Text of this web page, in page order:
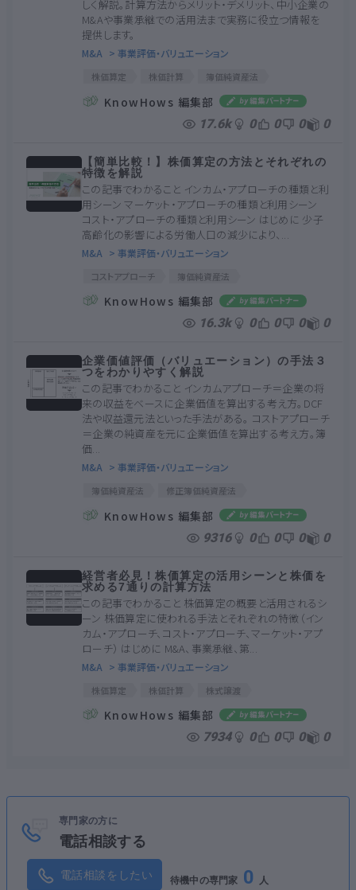
しく解説。計算方法からメリット・デメリット、中小企業の
M&Aや事業承継での活用法まで実務に役立つ情報を
提供します。
M&A > 事業評価・バリュエーション
株価算定 株価計算
簿価純資産法
修正簿価純資産法
時価純資産法 純資産方式
KnowHows 編集部
17.6k 0 0 0 0
【簡単比較！】株価算定の方法とそれぞれの
特徴を解説
この記事でわかること インカム・アプローチの種類と利
用シーン マーケット・アプローチの種類と利用シーン
コスト・アプローチの種類と利用シーン はじめに 少子
高齢化の影響による労働人口の減少により、...
M&A > 事業評価・バリュエーション
コストアプローチ
簿価純資産法
修正簿価純資産法
時価純資産法
収益還元法
マーケットアプローチ
市場株価法
KnowHows 編集部
16.3k 0 0 0 0
企業価値評価（バリュエーション）の手法３
つをわかりやすく解説
この記事でわかること インカムアプローチ＝企業の将
来の収益をベースに企業価値を算出する考え方。DCF
法や収益還元法といった手法がある。 コストアプローチ
＝企業の純資産を元に企業価値を算出する考え方。簿
価...
M&A > 事業評価・バリュエーション
簿価純資産法
修正簿価純資産法
インカムアプローチ
類似取引比較法
企業価値
類似企業比較法
簿価純資産法
インカムアプローチ
類似企業比較法
KnowHows 編集部
9316 0 0 0 0
経営者必見！株価算定の活用シーンと株価を
求める7通りの計算方法
この記事でわかること 株価算定の概要と活用されるシ
ーン 株価算定に使われる手法とそれぞれの特徴（イン
カム・アプローチ、コスト・アプローチ、マーケット・アプ
ローチ） はじめに M&A、事業承継、第...
M&A > 事業評価・バリュエーション
株価算定 株価計算
株式譲渡
第三者割当増資
事業承継
株式取得
コストアプローチ
修正簿価純資産法
時価純資産法
類似会社比較法
類似取引比較法
株価算定
種類株式
インカムアプローチ
DCF法
収益還元法
KnowHows 編集部
7934 0 0 0 0
専門家の方に
電話相談する
電話相談をしたい 待機中の専門家 0 人